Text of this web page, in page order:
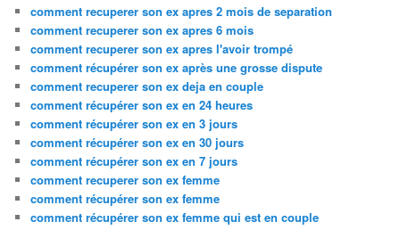
comment recuperer son ex apres 2 mois de separation
comment recuperer son ex apres 6 mois
comment recuperer son ex apres l'avoir trompé
comment récupérer son ex après une grosse dispute
comment recuperer son ex deja en couple
comment récupérer son ex en 24 heures
comment récupérer son ex en 3 jours
comment récupérer son ex en 30 jours
comment récupérer son ex en 7 jours
comment recuperer son ex femme
comment récupérer son ex femme
comment récupérer son ex femme qui est en couple